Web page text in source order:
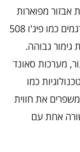
אבזור מפוארות
כמו מותגי פרימיום אחרים. עם זאת, דגמים כמו פיג'ו 508
גימור גבוהה.
מערכות סאונד
כמו
את חווית
אחת עם